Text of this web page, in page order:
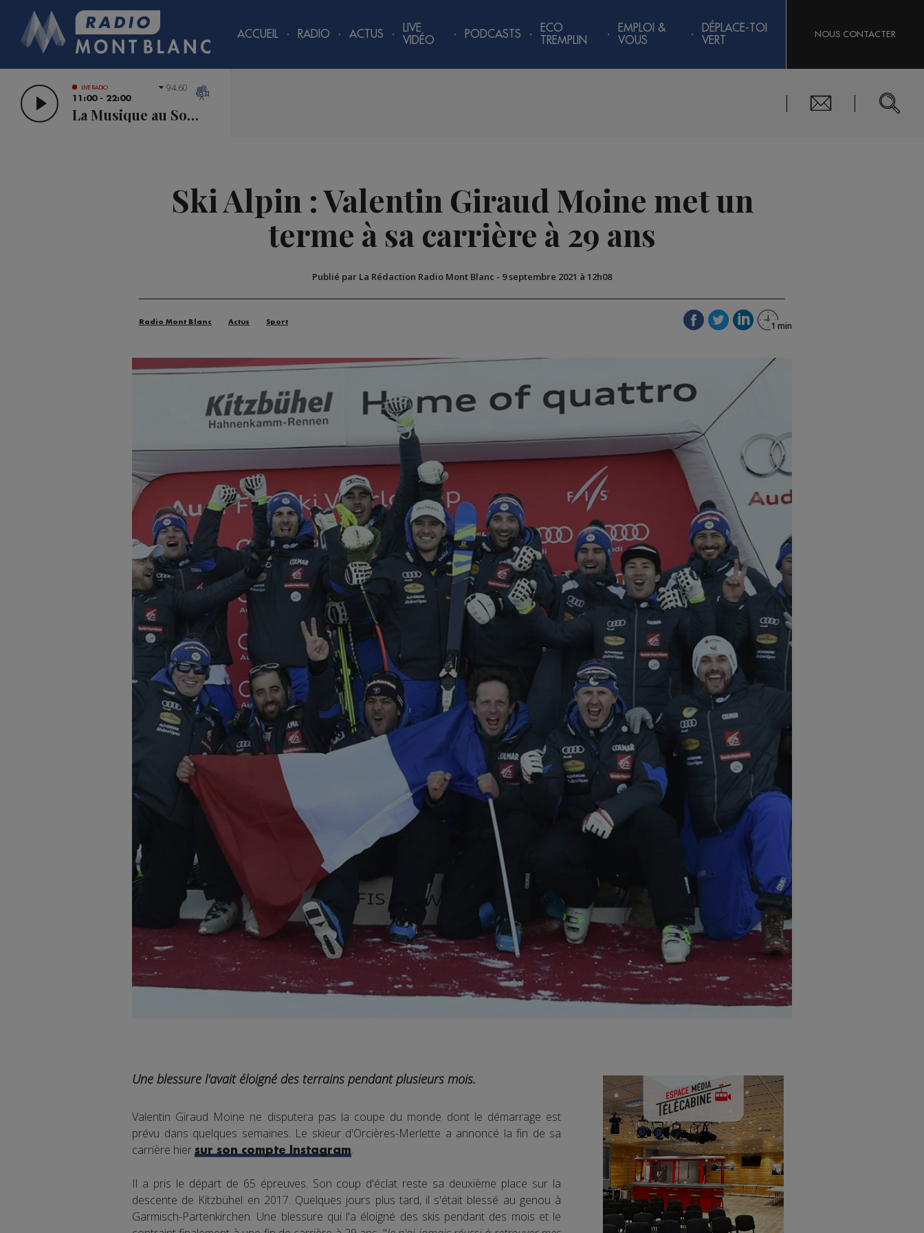
ACCUEIL RADIO ACTUS
LIVE
VIDÉO
PODCASTS
ECO
TREMPLIN
EMPLOI &
VOUS
DÉPLACE-TOI
VERT
NOUS CONTACTER
LIVE RADIO
11:00 - 22:00
La Musique au Sommet
94.60
Ski Alpin : Valentin Giraud Moine met un
terme à sa carrière à 29 ans
Publié par La Rédaction Radio Mont Blanc - 9 septembre 2021 à 12h08
Radio Mont Blanc Actus Sport
Une blessure l'avait éloigné des terrains pendant plusieurs mois.
Valentin Giraud Moine ne disputera pas la coupe du monde dont le démarrage est
prévu dans quelques semaines. Le skieur d'Orcières-Merlette a annoncé la fin de sa
carrière hier sur son compte Instagram.
Il a pris le départ de 65 épreuves. Son coup d'éclat reste sa deuxième place sur la
descente de Kitzbühel en 2017. Quelques jours plus tard, il s'était blessé au genou à
Garmisch-Partenkirchen. Une blessure qui l'a éloigné des skis pendant des mois et le